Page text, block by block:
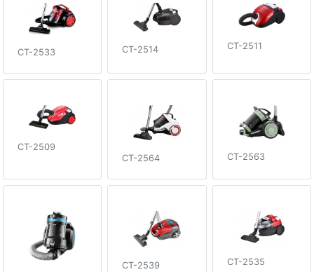
CT-2533 CT-2514 CT-2511
CT-2509
CT-2564
CT-2563
CT-2539 CT-2535